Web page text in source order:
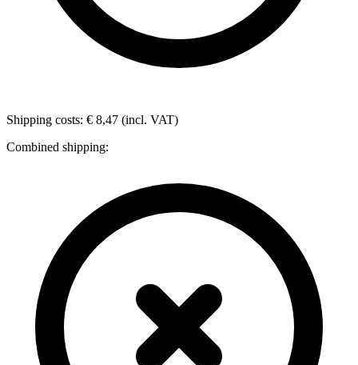
Shipping costs: € 8,47 (incl. VAT)
Combined shipping: